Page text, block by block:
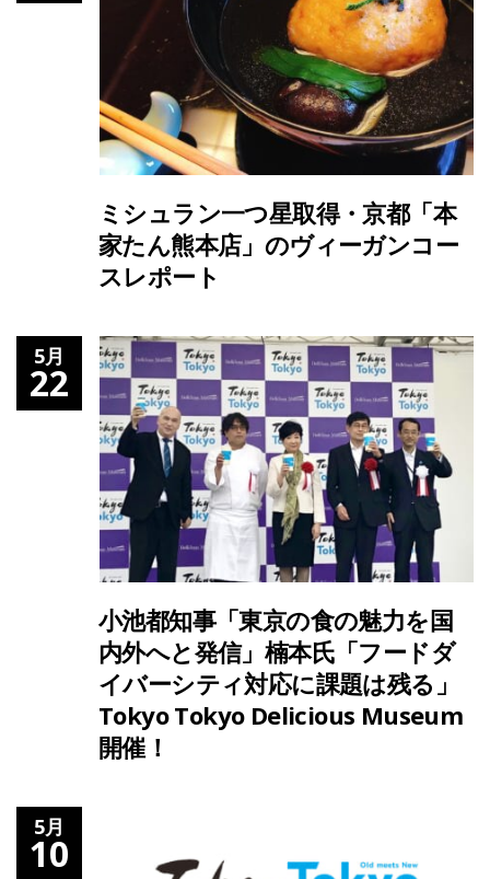
ミシュラン一つ星取得・京都「本
家たん熊本店」のヴィーガンコー
スレポート
5月
22
小池都知事「東京の食の魅力を国
内外へと発信」楠本氏「フードダ
イバーシティ対応に課題は残る」
Tokyo Tokyo Delicious Museum
開催！
5月
10